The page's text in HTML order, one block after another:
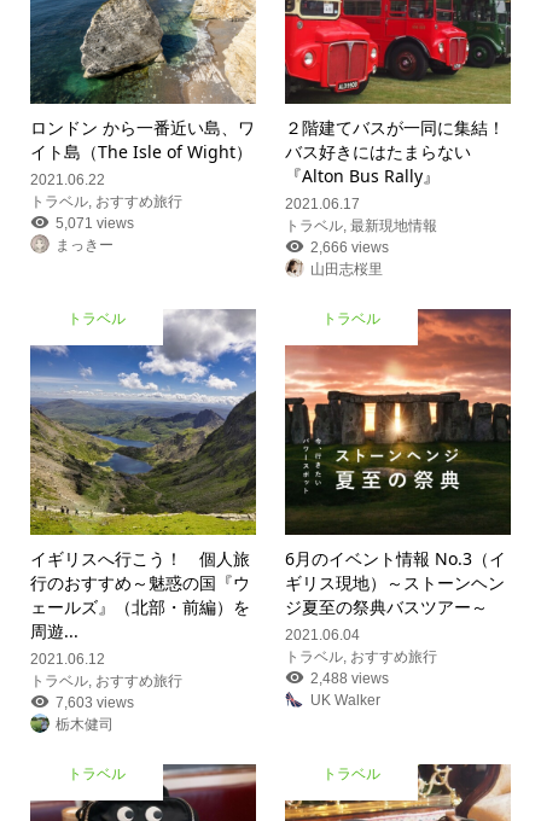
ロンドン から一番近い島、ワ
イト島（The Isle of Wight）
2021.06.22
トラベル, おすすめ旅行
5,071 views
まっきー
２階建てバスが一同に集結！
バス好きにはたまらない
『Alton Bus Rally』
2021.06.17
トラベル,最新現地情報
2,666 views
山田志桜里
トラベル
イギリスへ行こう！ 個人旅
行のおすすめ ～魅惑の国『ウ
ェールズ』（北部・前編）を
周遊...
2021.06.12
トラベル, おすすめ旅行
7,603 views
栃木健司
トラベル
6月のイベント情報 No.3（イ
ギリス現地）
～ストーンヘン
ジ夏至の祭典バスツアー～
2021.06.04
トラベル, おすすめ旅行
2,488 views
UK Walker
トラベル トラベル